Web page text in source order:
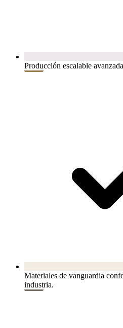
Producción escalable
Materiales de vanguardia
industria.